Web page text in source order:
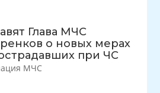
Глава МЧС
о новых мерах
при ЧС
МЧС